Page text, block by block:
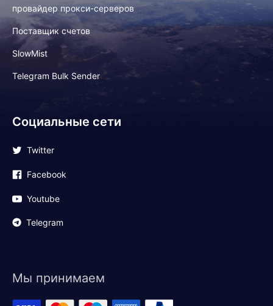
провайдер прокси-серверов
Поставщик счетов
SlowMist
Telegram Bulk Sender
Социальные сети
Twitter
Facebook
Youtube
Telegram
Мы принимаем